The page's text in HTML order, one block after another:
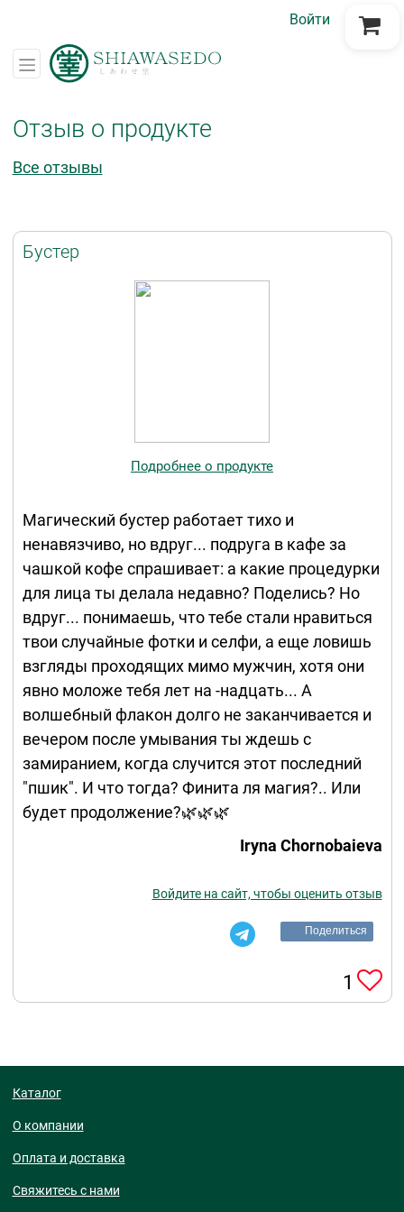
Войти
Перейти в корзину
Отзыв о продукте
Все отзывы
Бустер
Подробнее о продукте
Магический бустер работает тихо и
ненавязчиво, но вдруг... подруга в кафе за
чашкой кофе спрашивает: а какие процедурки
для лица ты делала недавно? Поделись? Но
вдруг... понимаешь, что тебе стали нравиться
твои случайные фотки и селфи, а еще ловишь
взгляды проходящих мимо мужчин, хотя они
явно моложе тебя лет на -надцать... А
волшебный флакон долго не заканчивается и
вечером после умывания ты ждешь с
замиранием, когда случится этот последний
"пшик". И что тогда? Финита ля магия?.. Или
будет продолжение?🌿🌿🌿
Iryna Chornobaieva
Войдите на сайт, чтобы оценить отзыв
Поделиться
1
Каталог
О компании
Оплата и доставка
Свяжитесь с нами